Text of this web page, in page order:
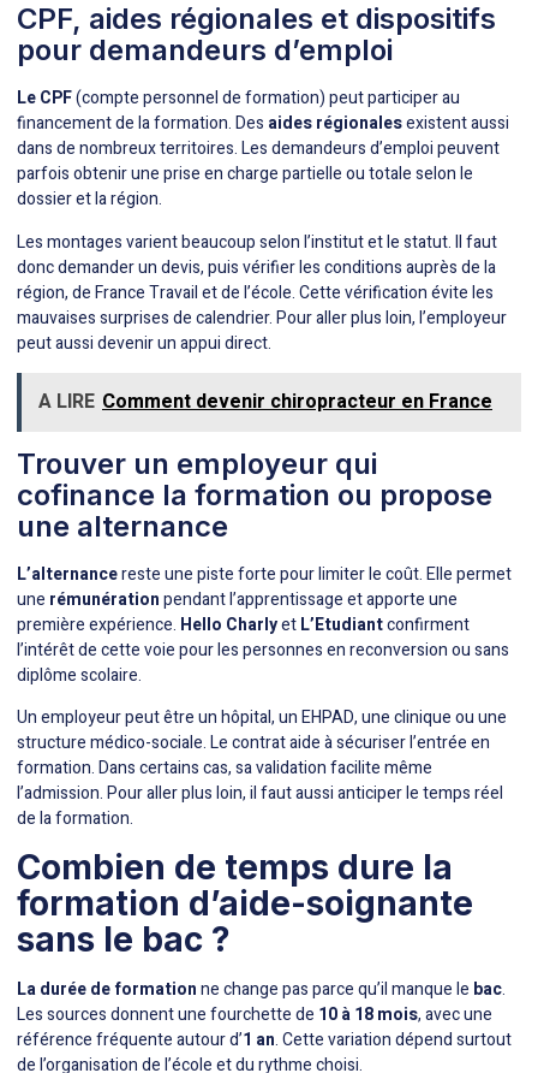
CPF, aides régionales et dispositifs
pour demandeurs d’emploi
Le CPF(compte personnel de formation) peut participer au
financement de la formation. Des aides régionalesexistent aussi
dans de nombreux territoires. Les demandeurs d’emploi peuvent
parfois obtenir une prise en charge partielle ou totale selon le
dossier et la région.
Les montages varient beaucoup selon l’institut et le statut. Il faut
donc demander un devis, puis vérifier les conditions auprès de la
région, de France Travail et de l’école. Cette vérification évite les
mauvaises surprises de calendrier. Pour aller plus loin, l’employeur
peut aussi devenir un appui direct.
A LIRE Comment devenir chiropracteur en France
Trouver un employeur qui
cofinance la formation ou propose
une alternance
L’alternancereste une piste forte pour limiter le coût. Elle permet
une rémunérationpendant l’apprentissage et apporte une
première expérience. Hello CharlyetL’Etudiantconfirment
l’intérêt de cette voie pour les personnes en reconversion ou sans
diplôme scolaire.
Un employeur peut être un hôpital, un EHPAD, une clinique ou une
structure médico-sociale. Le contrat aide à sécuriser l’entrée en
formation. Dans certains cas, sa validation facilite même
l’admission. Pour aller plus loin, il faut aussi anticiper le temps réel
de la formation.
Combien de temps dure la
formation d’aide-soignante
sans le bac ?
La durée de formationne change pas parce qu’il manque le bac.
Les sources donnent une fourchette de 10 à 18 mois, avec une
référence fréquente autour d’1 an. Cette variation dépend surtout
de l’organisation de l’école et du rythme choisi.